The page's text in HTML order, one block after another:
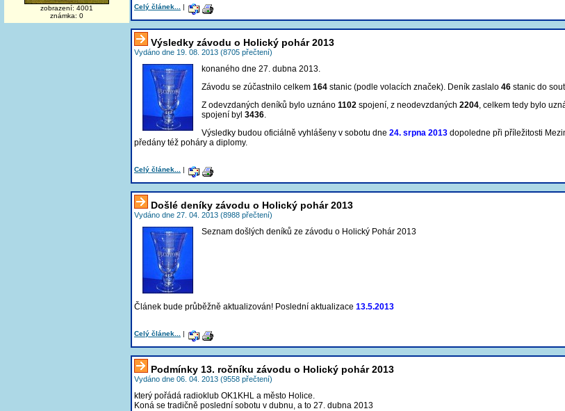
zobrazení: 4001
známka: 0
Celý článek... |
Výsledky závodu o Holický pohár 2013
Vydáno dne 19. 08. 2013 (8705 přečtení)
konaného dne 27. dubna 2013.
Závodu se zúčastnilo celkem 164 stanic (podle volacích značek). Deník zaslalo 46 stanic do
Z odevzdaných deníků bylo uznáno 1102 spojení, z neodevzdaných 2204, celkem tedy bylo
spojení byl 3436.
Výsledky budou oficiálně vyhlášeny v sobotu dne 24. srpna 2013 dopoledne při příležitosti
předány též poháry a diplomy.
Celý článek... |
Došlé deníky závodu o Holický pohár 2013
Vydáno dne 27. 04. 2013 (8988 přečtení)
Seznam došlých deníků ze závodu o Holický Pohár 2013
Článek bude průběžně aktualizován! Poslední aktualizace 13.5.2013
Celý článek... |
Podmínky 13. ročníku závodu o Holický pohár 2013
Vydáno dne 06. 04. 2013 (9558 přečtení)
který pořádá radioklub OK1KHL a město Holice.
Koná se tradičně poslední sobotu v dubnu, a to 27. dubna 2013